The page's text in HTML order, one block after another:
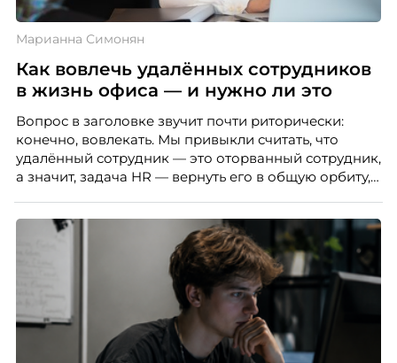
Марианна Симонян
Как вовлечь удалённых сотрудников
в жизнь офиса — и нужно ли это
Вопрос в заголовке звучит почти риторически:
конечно, вовлекать. Мы привыкли считать, что
удалённый сотрудник — это оторванный сотрудник,
а значит, задача HR — вернуть его в общую орбиту,
вовлечения, стоит остановиться на неудобном
факте: данные говорят ровно обратное тому, что
подсказывает интуиция. Автор свежего выпуска
Марианна Симонян — HR Tech лидер, эксперт по
People Analytics, приглашённый лектор НИУ ВШЭ и
МИФИ, автор книги «Дао женской карьеры».